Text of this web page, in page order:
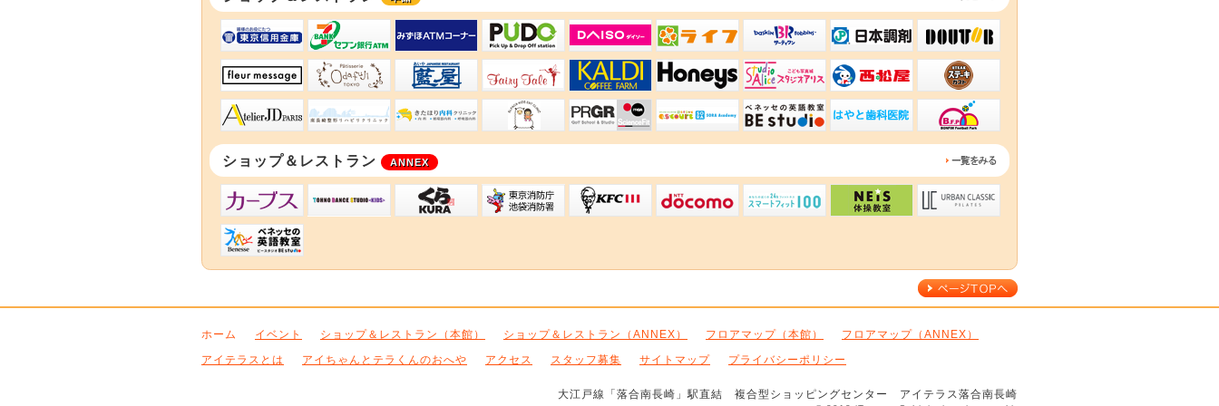
東京信用金庫椎名町支店 アイテラス落合南長崎出張所
みずほ銀行ATM PUDOステーションダイソー ライフ落合南長崎駅前店サーティワンアイスクリーム iTerrace落合南長崎店
日本調剤 落合南長崎薬局
フルール メサージュ西洋菓子おだふじ 藍屋 落合南長崎店フェアリーテール カルディコーヒーファーム
ハニーズ こども写真城 スタジオアリス 落合南長崎店
西松屋チェーン アイテラス落合南長崎店
アトリエJDパリ 落合南長崎店（Atelier JD PARIS）
南長崎整形リハビリクリニックきたほり内科クリニック iTerrace落合南長崎
アルパカ小児科・耳鼻科クリニック
PRGR TOKYO-HUB GOLF SCHOOL ＆ STUDIO
えすこーと・ソラアカデミーベネッセの英語教室 BE studio
はやと歯科医院
ショップ＆レストラン ANNEX 一覧をみる
カーブス アイテラス落合南長崎ANNEX
トーノダンススタジオ＜キッズ＞
くら寿司 落合南長崎店東京消防庁 池袋消防署 長崎出張所
ケンタッキーフライドチキンドコモショップ アイテラスアネックス落合南長崎店
スマートフィット１００落合南長崎店 併設サロン：Nail salon limina
ネイス体操教室
ホーム イベント ショップ＆レストラン（本館） ショップ＆レストラン（ANNEX） フロアマップ（本館）
フロアマップ（ANNEX）
アイテラスとは
アイちゃんとテラくんのおへや アクセス スタッフ募集 サイトマップ プライバシーポリシー
大江戸線「落合南長崎」駅直結 複合型ショッピングセンター アイテラス落合南長崎